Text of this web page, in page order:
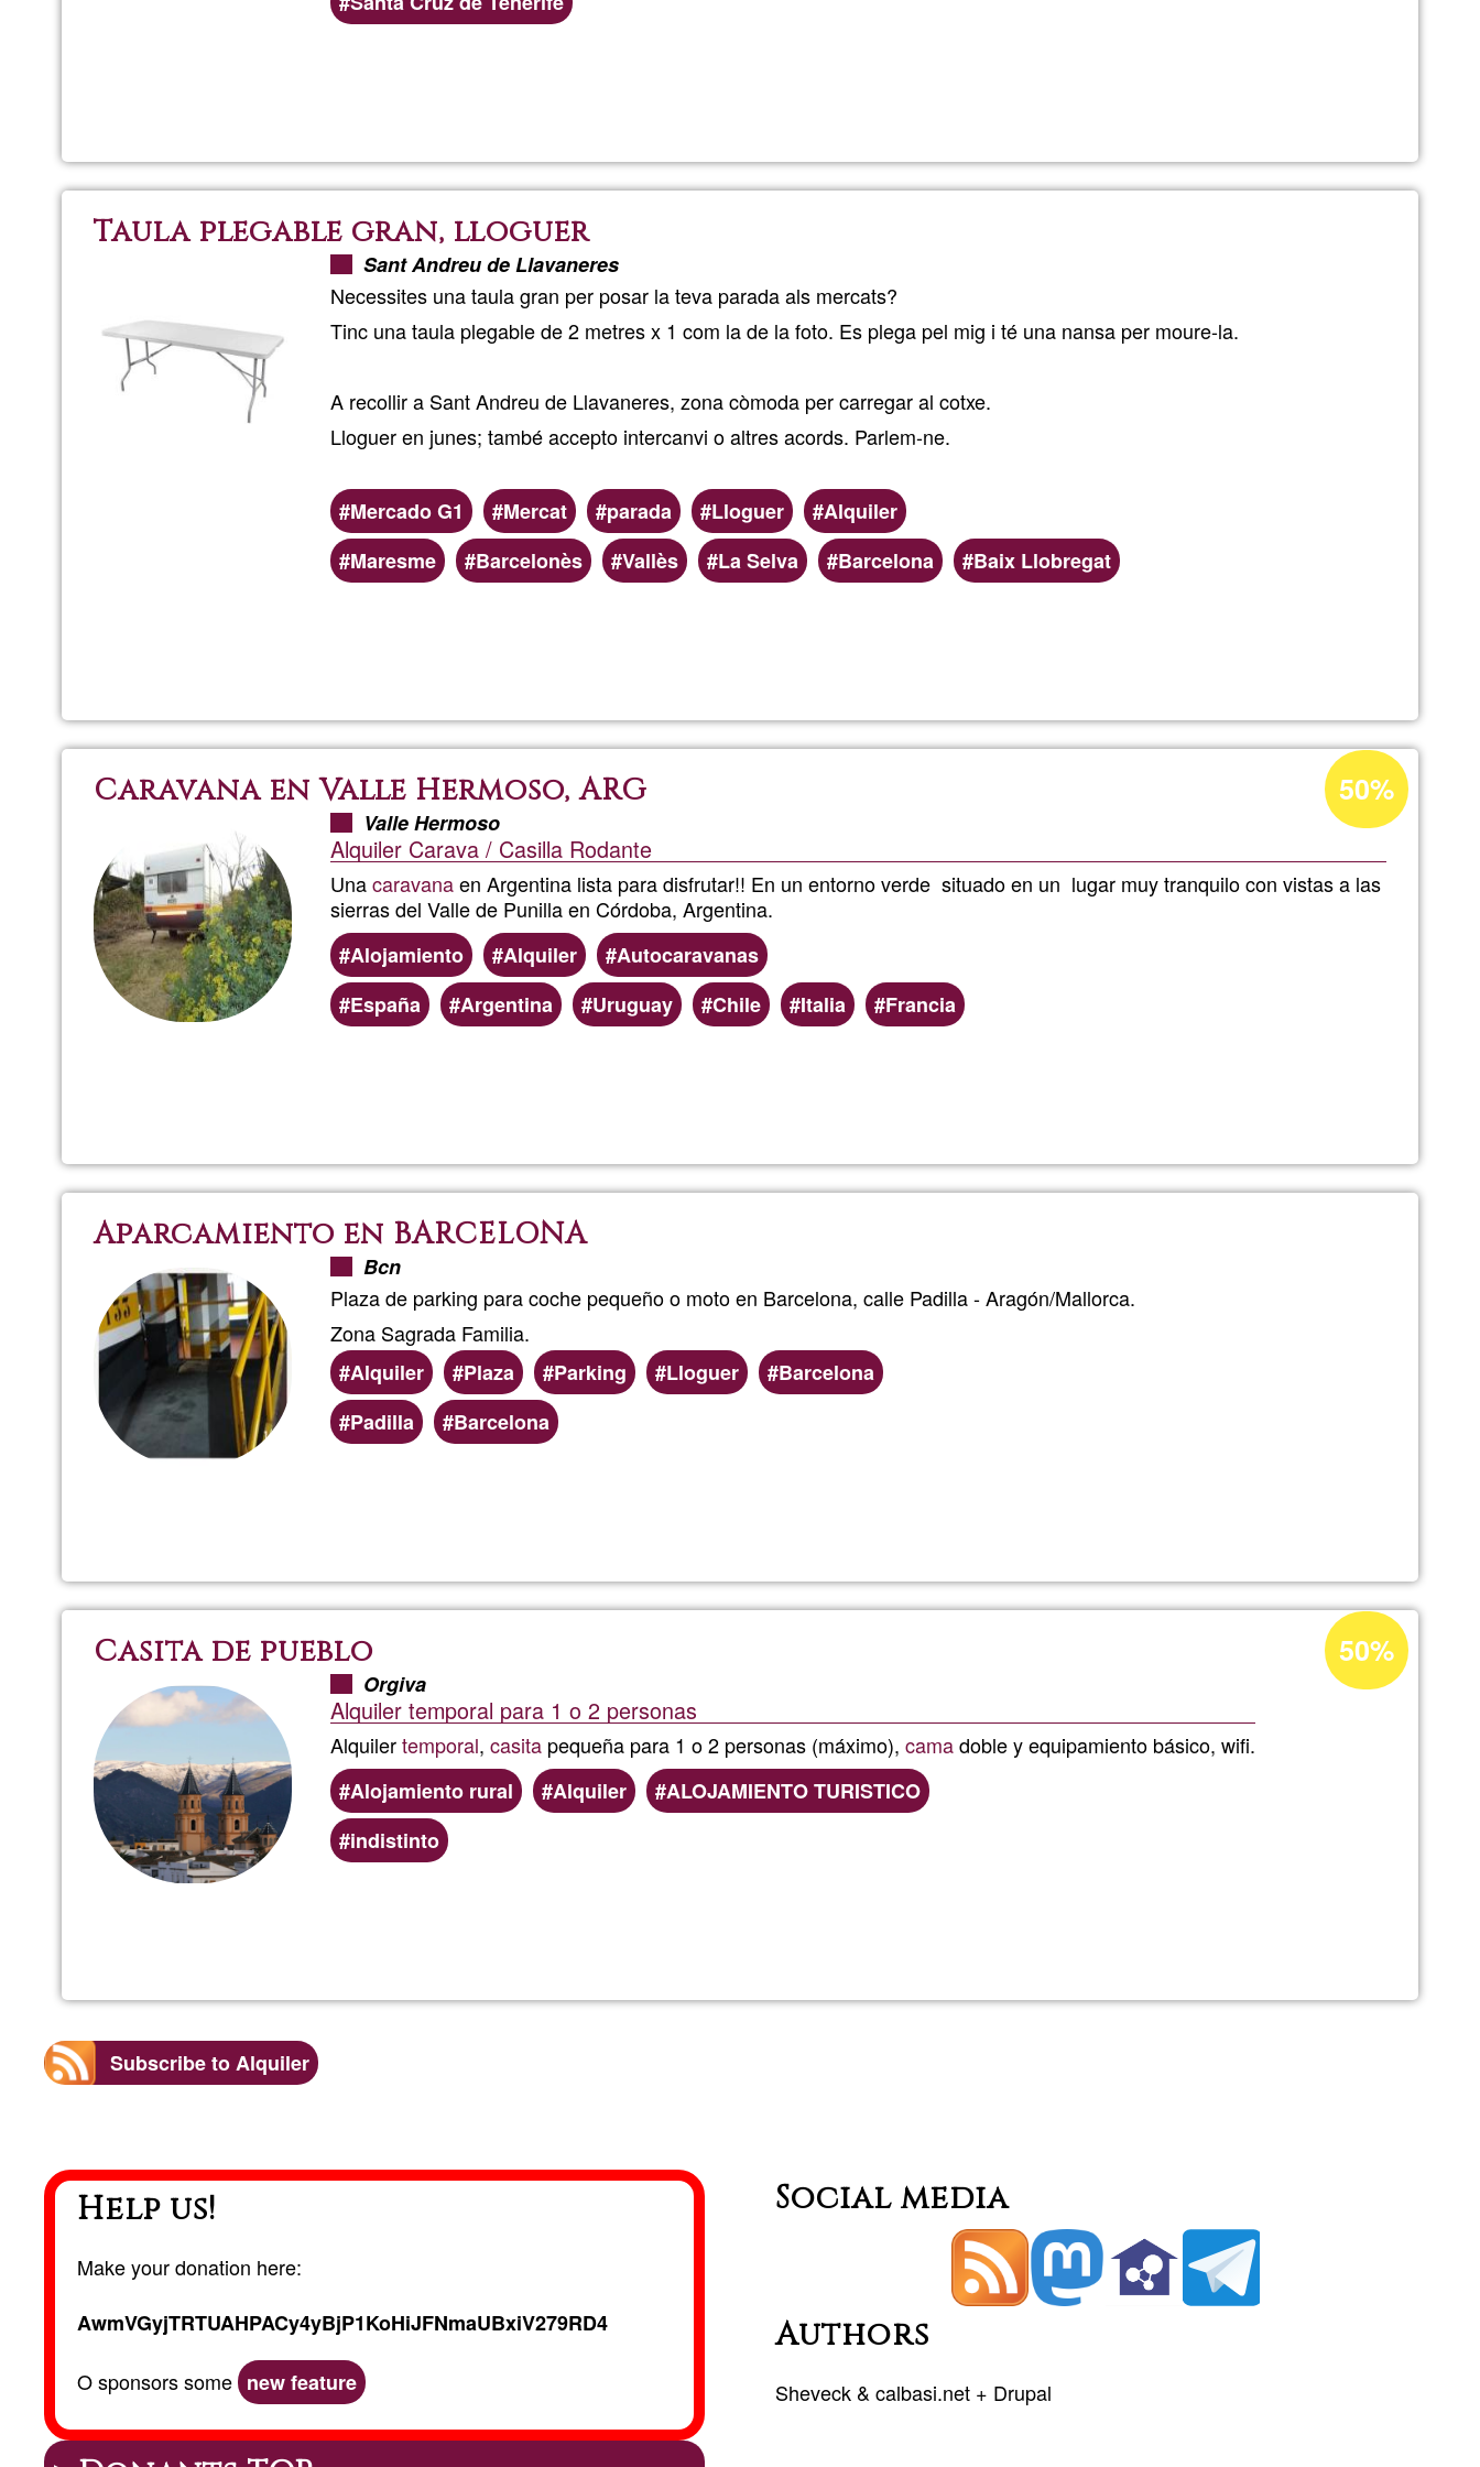
en
terrera
Taula plegable gran, lloguer
Sant Andreu de Llavaneres
Necessites una taula gran per posar la teva parada als mercats?
Tinc una taula plegable de 2 metres x 1 com la de la foto. Es plega pel mig i té una nansa per moure-la.
A recollir a Sant Andreu de Llavaneres, zona còmoda per carregar al cotxe.
Lloguer en junes; també accepto intercanvi o altres acords. Parlem-ne.
Mercado G1 Mercat parada Lloguer
Alquiler
Preferred
(geographic)
Maresme Barcelonès Vallès La Selva Barcelona Baix Llobregat
plegable
lloguer
Caravana en Valle Hermoso, ARG
Valle Hermoso
Alquiler Carava / Casilla Rodante
Unacaravanaen Argentina lista para disfrutar!! En un entorno verde situado en un lugar muy tranquilo con vistas a las
sierras del Valle de Punilla en Córdoba, Argentina.
Alojamiento
Alquiler
Autocaravanas
España
Argentina Uruguay Chile Italia Francia
Acceptance
percentage
Ğ1
50%
en
Hermoso,
ARG
Aparcamiento en BARCELONA
Bcn
Plaza de parking para coche pequeño o moto en Barcelona, calle Padilla - Aragón/Mallorca.
Zona Sagrada Familia.
Alquiler
Plaza Parking Lloguer
Barcelona
Preferred
(geographic)
Padilla Barcelona
en
Casita de pueblo
Orgiva
Alquiler temporal para 1 o 2 personas
Alquilertemporal, casita pequeña para 1 o 2 personas (máximo), camadoble y equipamiento básico, wifi.
Alojamiento rural
Alquiler
ALOJAMIENTO TURISTICO
indistinto
Acceptance
percentage
50%
Subscribe to Alquiler
Help us!
Make your donation here:
AwmVGyjTRTUAHPACy4yBjP1KoHiJFNmaUBxiV279RD4
O sponsors some new feature
Social media
Authors
Sheveck&calbasi.net+ Drupal